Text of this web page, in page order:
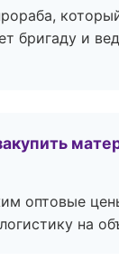
бригаду и
оптовые
на